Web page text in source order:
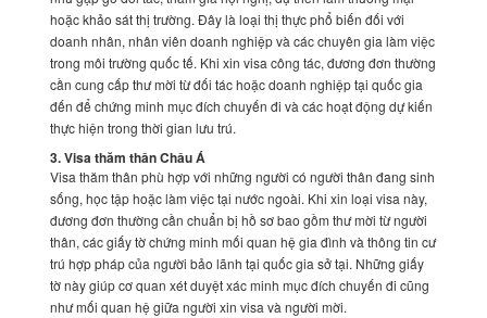
hoặc khảo sát thị trường. Đây là loại thị thực phổ biến đối với
doanh nhân, nhân viên doanh nghiệp và các chuyên gia làm việc
trong môi trường quốc tế. Khi xin visa công tác, đương đơn thường
cần cung cấp thư mời từ đối tác hoặc doanh nghiệp tại quốc gia
đến để chứng minh mục đích chuyến đi và các hoạt động dự kiến
thực hiện trong thời gian lưu trú.
3. Visa thăm thân Châu Á
Visa thăm thân phù hợp với những người có người thân đang sinh
sống, học tập hoặc làm việc tại nước ngoài. Khi xin loại visa này,
đương đơn thường cần chuẩn bị hồ sơ bao gồm thư mời từ người
thân, các giấy tờ chứng minh mối quan hệ gia đình và thông tin cư
trú hợp pháp của người bảo lãnh tại quốc gia sở tại. Những giấy
tờ này giúp cơ quan xét duyệt xác minh mục đích chuyến đi cũng
như mối quan hệ giữa người xin visa và người mời.